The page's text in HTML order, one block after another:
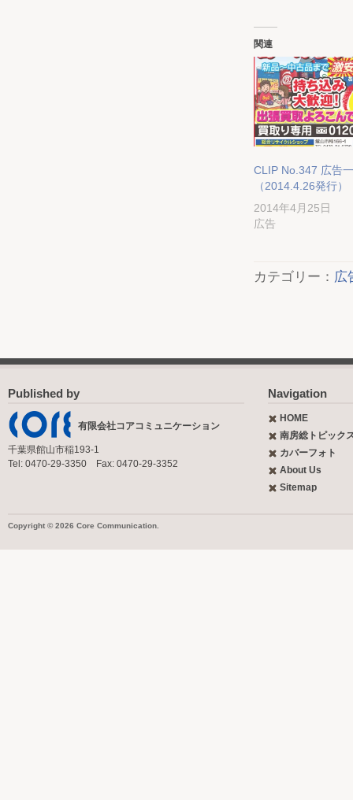
関連
CLIP No.347 広告
（2014.4.26発行）
2014年4月25日
広告
カテゴリー： 広
Published by
有限会社コアコミュニケーション
千葉県館山市稲193-1
Tel: 0470-29-3350 Fax: 0470-29-3352
Navigation
HOME
南房総トピック
カバーフォト
About Us
Sitemap
Copyright © 2026 Core Communication.